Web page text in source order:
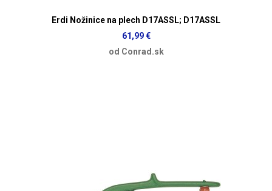
Erdi Nožinice na plech D17ASSL; D17ASSL
61,99 €
od Conrad.sk